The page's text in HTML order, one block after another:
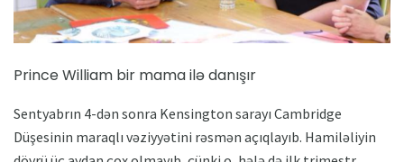
Prince William bir mama ilə danışır
Sentyabrın 4-dən sonra Kensington sarayı Cambridge
Düşesinin maraqlı vəziyyətini rəsmən açıqlayıb. Hamiləliyin